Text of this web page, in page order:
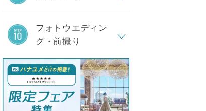
フォトウエディン
グ・前撮り